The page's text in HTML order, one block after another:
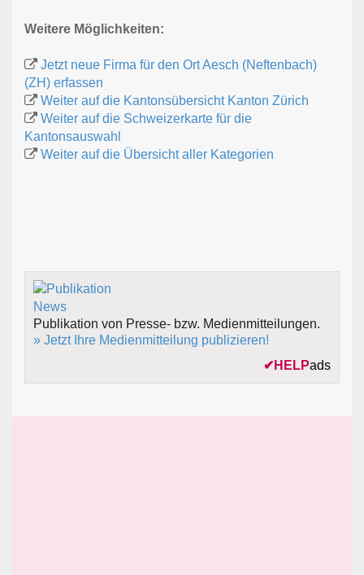
Weitere Möglichkeiten:
Jetzt neue Firma für den Ort Aesch (Neftenbach)
(ZH) erfassen
Weiter auf die Kantonsübersicht Kanton Zürich
Weiter auf die Schweizerkarte für die
Kantonsauswahl
Weiter auf die Übersicht aller Kategorien
Publikation von Presse- bzw. Medienmitteilungen.
» Jetzt Ihre Medienmitteilung publizieren!
✔ HELPads